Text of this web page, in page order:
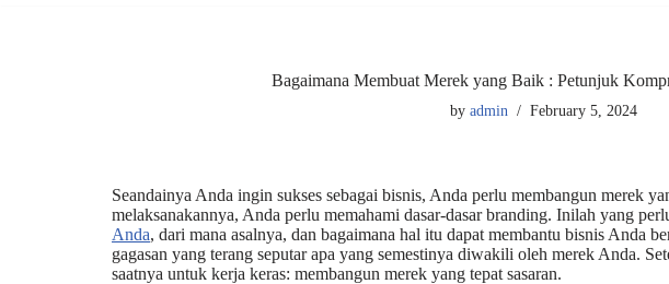
Bagaimana Membuat Merek yang Baik : Petunjuk
by admin February 5, 2024
Seandainya Anda ingin sukses sebagai bisnis, Anda perlu membangun merek
melaksanakannya, Anda perlu memahami dasar-dasar branding. Inilah yang
Anda, dari mana asalnya, dan bagaimana hal itu dapat membantu bisnis Anda
gagasan yang terang seputar apa yang semestinya diwakili oleh merek Anda.
saatnya untuk kerja keras: membangun merek yang tepat sasaran.